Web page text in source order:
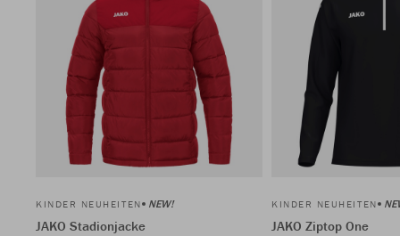
KINDER NEUHEITEN NEW!
JAKO Stadionjacke
KINDER NEUHEITEN
JAKO Ziptop One